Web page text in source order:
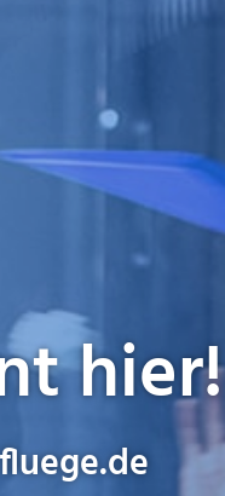
hier!